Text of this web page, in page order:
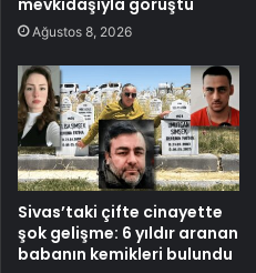
mevkidaşıyla görüştü
Ağustos 8, 2026
Sivas’taki çifte cinayette
şok gelişme: 6 yıldır aranan
babanın kemikleri bulundu